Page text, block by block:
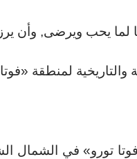
لما يحب ويرضى, وأن
والتاريخية لمنطقة
تورو» في الشمال